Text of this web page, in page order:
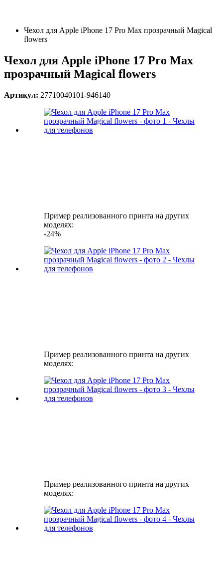
Чехол для Apple iPhone 17 Pro Max прозрачный Magical
flowers
Чехол для Apple iPhone 17 Pro Max
прозрачный Magical flowers
Артикул: 27710040101-946140
Пример реализованного принта на других
моделях:
-24%
Пример реализованного принта на других
моделях:
Пример реализованного принта на других
моделях: